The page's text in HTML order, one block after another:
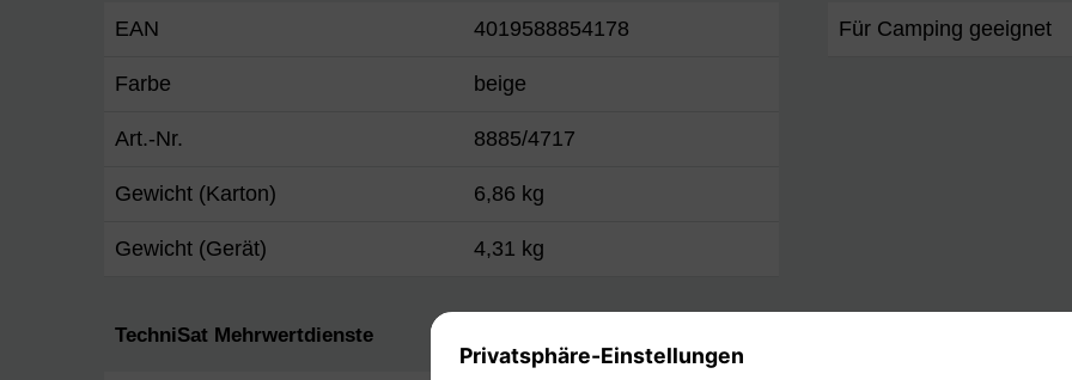
EAN 4019588854178
Farbe beige
Art.-Nr. 8885/4717
Gewicht (Karton) 6,86 kg
Gewicht (Gerät) 4,31 kg
Für Camping geeignet
TechniSat Mehrwertdienste